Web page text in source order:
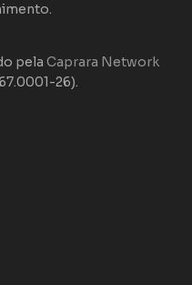
pela Caprara Network
26).